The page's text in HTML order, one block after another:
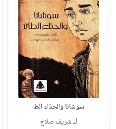
سوشانا والحذاء الط
لـشريف صلاح